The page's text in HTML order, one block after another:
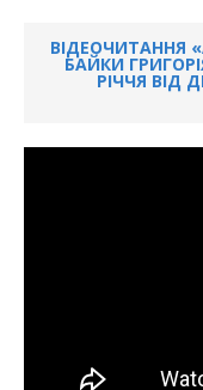
ВІДЕОЧИТАННЯ
БАЙКИ
РІЧЧЯ ВІД